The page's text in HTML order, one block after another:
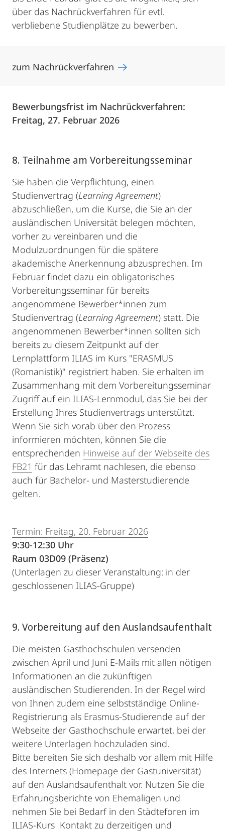
über das Nachrückverfahren für evtl.
verbliebene Studienplätze zu bewerben.
zum Nachrückverfahren
Bewerbungsfrist im Nachrückverfahren:
Freitag, 27. Februar 2026
8. Teilnahme am Vorbereitungsseminar
Sie haben die Verpflichtung, einen
Studienvertrag (Learning Agreement)
abzuschließen, um die Kurse, die Sie an der
ausländischen Universität belegen möchten,
vorher zu vereinbaren und die
Modulzuordnungen für die spätere
akademische Anerkennung abzusprechen. Im
Februar findet dazu ein obligatorisches
Vorbereitungsseminar für bereits
angenommene Bewerber*innen zum
Studienvertrag (Learning Agreement) statt. Die
angenommenen Bewerber*innen sollten sich
bereits zu diesem Zeitpunkt auf der
Lernplattform ILIAS im Kurs "ERASMUS
(Romanistik)" registriert haben. Sie erhalten im
Zusammenhang mit dem Vorbereitungsseminar
Zugriff auf ein ILIAS-Lernmodul, das Sie bei der
Erstellung Ihres Studienvertrags unterstützt.
Wenn Sie sich vorab über den Prozess
informieren möchten, können Sie die
entsprechenden Hinweise auf der Webseite des
FB21 für das Lehramt nachlesen, die ebenso
auch für Bachelor- und Masterstudierende
gelten.
Termin: Freitag, 20. Februar 2026
9:30-12:30 Uhr
Raum 03D09 (Präsenz)
(Unterlagen zu dieser Veranstaltung: in der
geschlossenen ILIAS-Gruppe)
9. Vorbereitung auf den Auslandsaufenthalt
Die meisten Gasthochschulen versenden
zwischen April und Juni E-Mails mit allen nötigen
Informationen an die zukünftigen
ausländischen Studierenden. In der Regel wird
von Ihnen zudem eine selbstständige Online-
Registrierung als Erasmus-Studierende auf der
Webseite der Gasthochschule erwartet, bei der
weitere Unterlagen hochzuladen sind.
Bitte bereiten Sie sich deshalb vor allem mit Hilfe
des Internets (Homepage der Gastuniversität)
auf den Auslandsaufenthalt vor. Nutzen Sie die
Erfahrungsberichte von Ehemaligen und
nehmen Sie bei Bedarf in den Städteforen im
ILIAS-Kurs Kontakt zu derzeitigen und